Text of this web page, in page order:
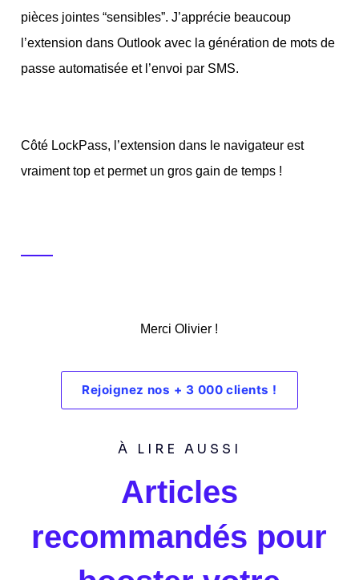
pièces jointes “sensibles”. J’apprécie beaucoup
l’extension dans Outlook avec la génération de mots de
passe automatisée et l’envoi par SMS.
Côté LockPass, l’extension dans le navigateur est
vraiment top et permet un gros gain de temps !
Merci Olivier !
Rejoignez nos + 3 000 clients !
À LIRE AUSSI
Articles
recommandés pour